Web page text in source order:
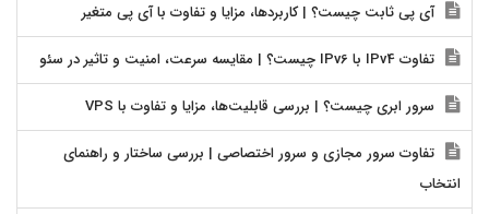
آی پی ثابت چیست؟ | کاربردها، مزایا و تفاوت با آی پی متغیر
تفاوت IPv4 با IPv6 چیست؟ | مقایسه سرعت، امنیت و تاثیر در سئو
سرور ابری چیست؟ | بررسی قابلیت‌ها، مزایا و تفاوت با VPS
تفاوت سرور مجازی و سرور اختصاصی | بررسی ساختار و راهنمای
انتخاب